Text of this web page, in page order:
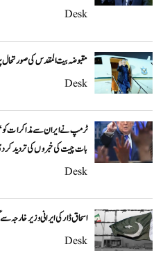
Desk
مقبوضہ بیت المقدس کی صورتحال
Desk
ٹرمپ نے ایران سے مذاکرات
بات چیت کی خبروں کی تردید کر
Desk
اسحاق ڈار کی ایرانی وزیر خارجہ
Desk